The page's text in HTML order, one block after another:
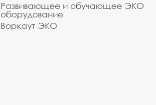
Развивающее и обучающее ЭКО
оборудование
Воркаут ЭКО